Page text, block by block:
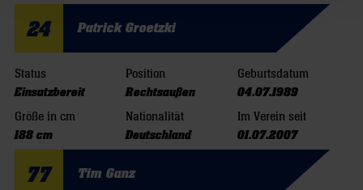
24 Patrick Groetzki
Status
Einsatzbereit
Position
Rechtsaußen
Geburtsdatum
04.07.1989
Größe in cm
188 cm
Nationalität
Deutschland
Im Verein seit
01.07.2007
77 Tim Ganz